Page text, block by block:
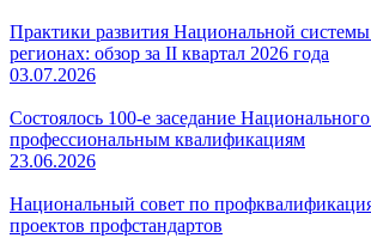
Практики развития Национальной
регионах: обзор за II квартал 2026 года
03.07.2026
Состоялось 100-е заседание
профессиональным квалификациям
23.06.2026
Национальный совет по
проектов профстандартов